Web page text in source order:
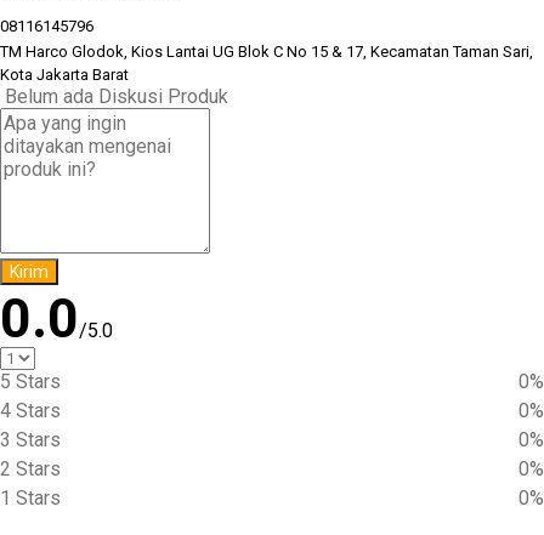
08116145796
TM Harco Glodok, Kios Lantai UG Blok C No 15 & 17, Kecamatan Taman Sari,
Kota Jakarta Barat
Belum ada Diskusi Produk
Kirim
0.0/5.0
5 Stars
0%
4 Stars
0%
3 Stars
0%
2 Stars
0%
1 Stars
0%